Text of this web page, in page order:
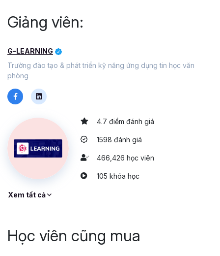
Giảng viên:
G-LEARNING
Trường đào tạo & phát triển kỹ năng ứng dụng tin học văn
phòng
4.7 điểm đánh giá
1598 đánh giá
466,426 học viên
105 khóa học
Xem tất cả
Học viên cũng mua